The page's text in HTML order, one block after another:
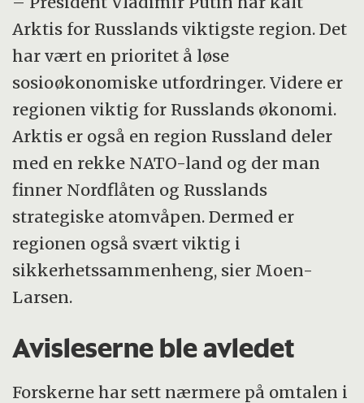
Arktis for Russlands viktigste region. Det
har vært en prioritet å løse
sosioøkonomiske utfordringer. Videre er
regionen viktig for Russlands økonomi.
Arktis er også en region Russland deler
med en rekke NATO-land og der man
finner Nordflåten og Russlands
strategiske atomvåpen. Dermed er
regionen også svært viktig i
sikkerhetssammenheng, sier Moen-
Larsen.
Avisleserne ble avledet
Forskerne har sett nærmere på omtalen i